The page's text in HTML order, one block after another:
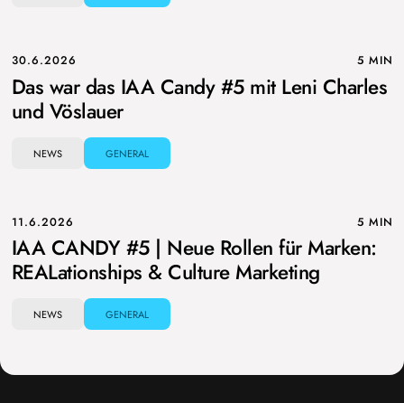
30.6.2026 5 MIN
Das war das IAA Candy #5 mit Leni Charles
und Vöslauer
NEWS GENERAL
11.6.2026 5 MIN
IAA CANDY #5 | Neue Rollen für Marken:
REALationships & Culture Marketing
NEWS GENERAL